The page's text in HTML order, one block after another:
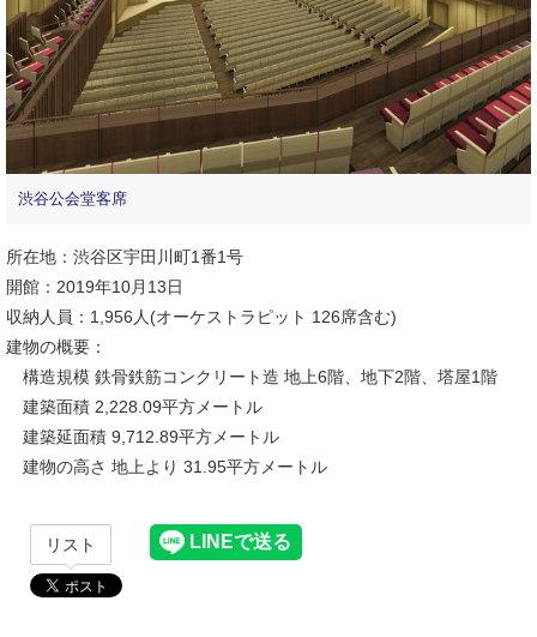
渋谷公会堂客席
所在地：渋谷区宇田川町1番1号
開館：2019年10月13日
収納人員：1,956人(オーケストラピット 126席含む)
建物の概要：
構造規模 鉄骨鉄筋コンクリート造 地上6階、地下2階、塔屋1階
建築面積 2,228.09平方メートル
建築延面積 9,712.89平方メートル
建物の高さ 地上より 31.95平方メートル
リスト